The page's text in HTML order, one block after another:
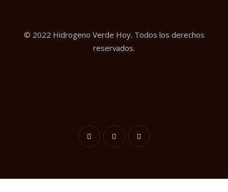
© 2022 Hidrogeno Verde Hoy. Todos los derechos
reservados.